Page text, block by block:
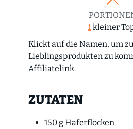
1 kleiner
Klickt auf die Namen, um zu meinen
Lieblingsprodukten zu
Affiliatelink.
ZUTATEN
150gHaferflocken